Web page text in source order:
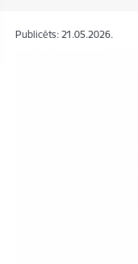
Publicēts: 21.05.2026.